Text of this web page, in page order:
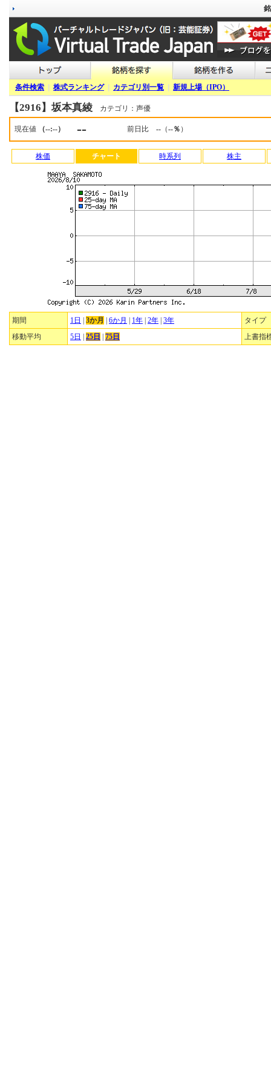
条件検索 株式ランキング| カテゴリ別一覧 新規上場（IPO）
【2916】坂本真綾 カテゴリ：声優
現在値 （--:--） -- 前日比 -- （--％ ）
株価 チャート 時系列 株主
期間 1日 3か月 6か月 1年 2年 3年
タイプ
移動平均
5日 25日 75日 上書指